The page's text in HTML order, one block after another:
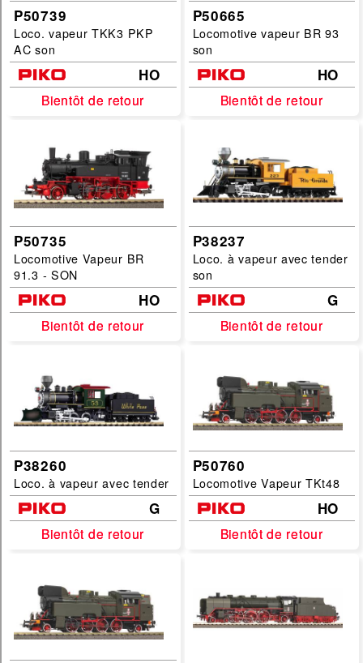
P50739
Loco. vapeur TKK3 PKP
AC son
HO
Bientôt de retour
Bientôt de retour
P50665
Locomotive vapeur BR 93
son
HO
Bientôt de retour
Bientôt de retour
P50735
Locomotive Vapeur BR
91.3 - SON
HO
Bientôt de retour
Bientôt de retour
P38237
Loco. à vapeur avec tender
son
G
Bientôt de retour
Bientôt de retour
P38260
Loco. à vapeur avec tender
G
Bientôt de retour
Bientôt de retour
P50760
Locomotive Vapeur TKt48
HO
Bientôt de retour
Bientôt de retour